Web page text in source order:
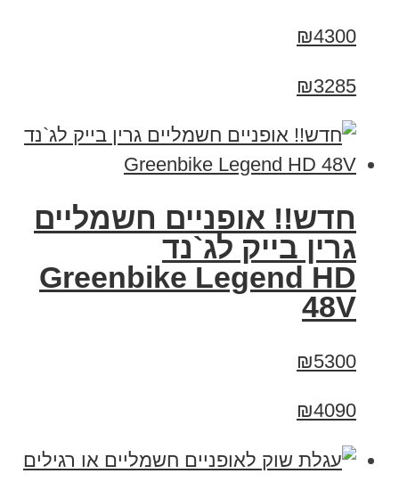
₪4300
₪3285
חדש!! אופניים חשמליים
גרין בייק לג`נד
Greenbike Legend HD
48V
₪5300
₪4090